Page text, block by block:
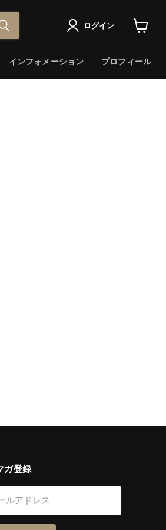
ログイン
ト
見
インフォメーション プロフィール
ご注文内容に誤りがないか」を必ずご
ていた場合、またはご注文商品と
受けできなくなりますので、ご了承
しては、往復送料+手数料を合わせ
販売価格と異なる場合がございます
ています。ご注文者様名義のクレジ
約により禁止されていますのでご注意
ガ登録
ルアドレス